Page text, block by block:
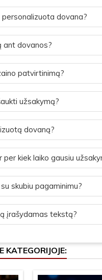
dovana?
ant dovanos?
patvirtinimą?
užsakymą?
dovaną?
kiek laiko gausiu
skubiu pagaminimu?
įrašydamas tekstą?
KATEGORIJOJE: